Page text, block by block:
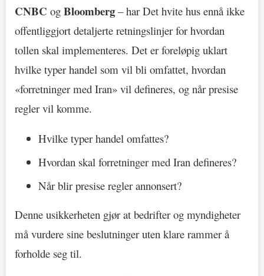
CNBC og Bloomberg – har Det hvite hus ennå ikke
offentliggjort detaljerte retningslinjer for hvordan
tollen skal implementeres. Det er foreløpig uklart
hvilke typer handel som vil bli omfattet, hvordan
«forretninger med Iran» vil defineres, og når presise
regler vil komme.
Hvilke typer handel omfattes?
Hvordan skal forretninger med Iran defineres?
Når blir presise regler annonsert?
Denne usikkerheten gjør at bedrifter og myndigheter
må vurdere sine beslutninger uten klare rammer å
forholde seg til.